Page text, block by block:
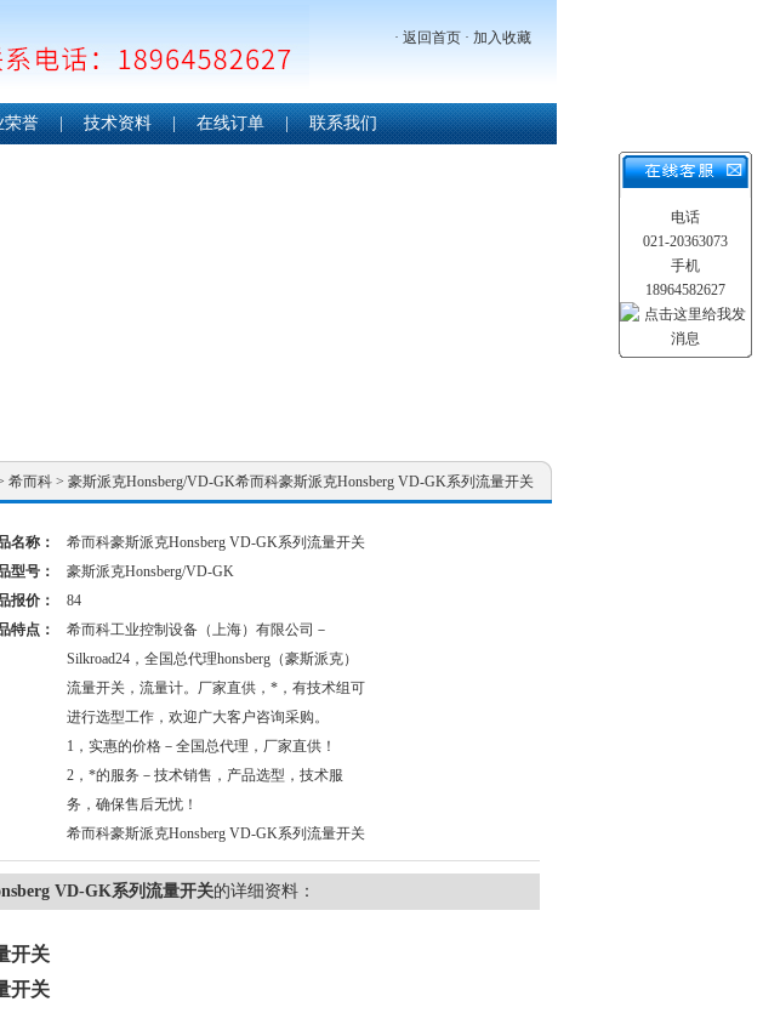
· 返回首页 · 加入收藏
荣誉 | 技术资料 | 在线订单 | 联系我们
希而科 > 豪斯派克Honsberg/VD-GK希而科豪斯派克Honsberg VD-GK系列流量开关
名称：
希而科豪斯派克Honsberg VD-GK系列流量开关
型号：
豪斯派克Honsberg/VD-GK
报价：
84
特点：
希而科工业控制设备（上海）有限公司－
Silkroad24，全国总代理honsberg（豪斯派克）
流量开关，流量计。厂家直供，*，有技术组可
进行选型工作，欢迎广大客户咨询采购。
1，实惠的价格－全国总代理，厂家直供！
2，*的服务－技术销售，产品选型，技术服
务，确保售后无忧！
希而科豪斯派克Honsberg VD-GK系列流量开关
VD-GK系列流量开关的详细资料：
开关
开关
电话
021-20363073
手机
18964582627